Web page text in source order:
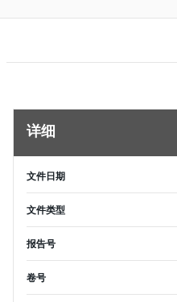
详细
文件日期
文件类型
报告号
卷号